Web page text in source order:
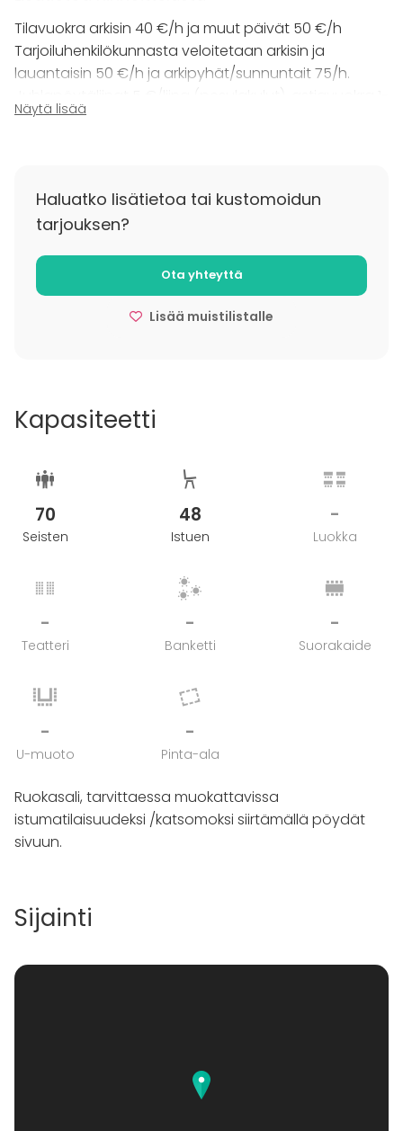
Tilavuokra arkisin 40 €/h ja muut päivät 50 €/h
Tarjoiluhenkilökunnasta veloitetaan arkisin ja
lauantaisin 50 €/h ja arkipyhät/sunnuntait 75/h.
2 €/hlö
tarjoilut asiakkaan toiveiden mukaan!
Lisätietoa peruutuksesta
Ks. varausehdot.
Näytä lisää
Haluatko lisätietoa tai kustomoidun
tarjouksen?
Ota yhteyttä
Lisää muistilistalle
Kapasiteetti
70
Seisten
48
Istuen
-
Luokka
-
Teatteri
-
Banketti
-
Suorakaide
-
U-muoto
-
Pinta-ala
Ruokasali, tarvittaessa muokattavissa
istumatilaisuudeksi /katsomoksi siirtämällä pöydät
sivuun.
Sijainti